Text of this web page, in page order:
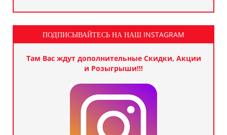
ПОДПИСЫВАЙТЕСЬ НА НАШ INSTAGRAM
Там Вас ждут дополнительные Скидки, Акции
и Розыгрыши!!!